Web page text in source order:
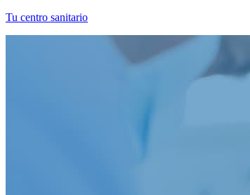
Tu centro sanitario